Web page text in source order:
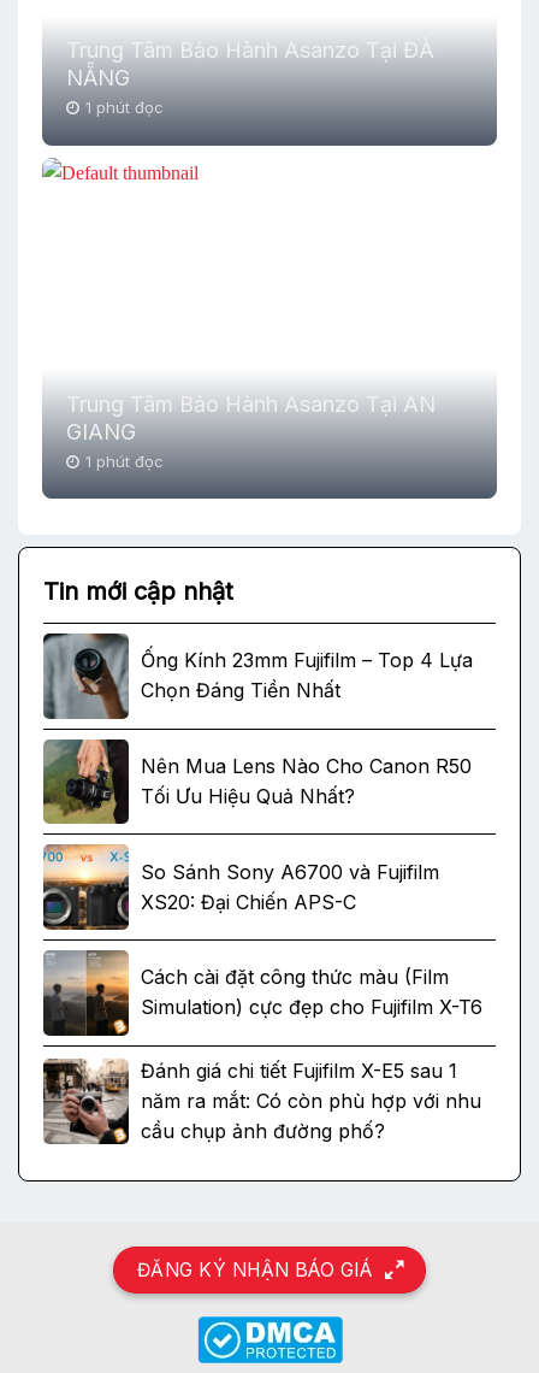
Trung Tâm Bảo Hành Asanzo Tại ĐÀ
NẴNG
1 phút đọc
Trung Tâm Bảo Hành Asanzo Tại AN
GIANG
1 phút đọc
Tin mới cập nhật
Ống Kính 23mm Fujifilm – Top 4 Lựa
Chọn Đáng Tiền Nhất
Nên Mua Lens Nào Cho Canon R50
Tối Ưu Hiệu Quả Nhất?
So Sánh Sony A6700 và Fujifilm
XS20: Đại Chiến APS-C
Cách cài đặt công thức màu (Film
Simulation) cực đẹp cho Fujifilm X-T6
Đánh giá chi tiết Fujifilm X-E5 sau 1
năm ra mắt: Có còn phù hợp với nhu
cầu chụp ảnh đường phố?
ĐĂNG KÝ NHẬN BÁO GIÁ